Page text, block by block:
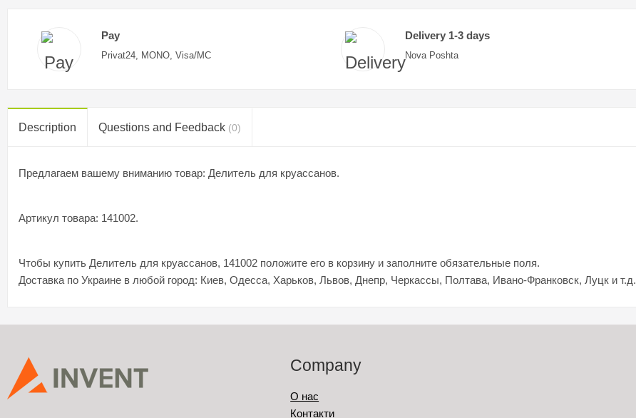
Pay
Privat24, MONO, Visa/MC
Delivery 1-3 days
Nova Poshta
Description Questions and Feedback (0)
Предлагаем вашему вниманию товар: Делитель для круассанов.
Артикул товара: 141002.
Чтобы купить Делитель для круассанов, 141002 положите его в корзину и заполните обязательные поля.
Доставка по Украине в любой город: Киев, Одесса, Харьков, Львов, Днепр, Черкассы, Полтава, Ивано-Франковск, Луцк и т.д.
Company
О нас
Контакти